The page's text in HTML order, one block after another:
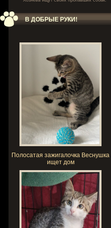
В ДОБРЫЕ РУКИ!
Полосатая зажигалочка Веснушка
ищет дом